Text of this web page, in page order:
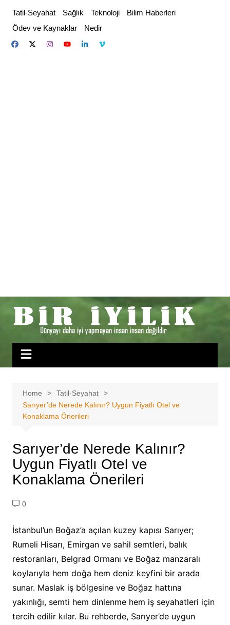
content
Tatil-Seyahat Sağlık Teknoloji
Bilim Haberleri
Ödev ve Kaynaklar
Nedir
Home
Tatil-Seyahat
Sarıyer’de Nerede Kalınır? Uygun Fiyatlı Otel ve
Konaklama Önerileri
Sarıyer’de Nerede Kalınır?
Uygun Fiyatlı Otel ve
Konaklama Önerileri
0
İstanbul’un Boğaz’a açılan kuzey kapısı Sarıyer;
Rumeli Hisarı, Emirgan ve sahil semtleri, balık
restoranları, Belgrad Ormanı ve Boğaz manzaralı
koylarıyla hem doğa hem deniz keyfini bir arada
sunar. Maslak iş bölgesine ve Boğaz hattına
yakınlığı, semti hem dinlenme hem iş seyahatleri için
tercih edilir kılar. Bu rehberde, Sarıyer’de uygun